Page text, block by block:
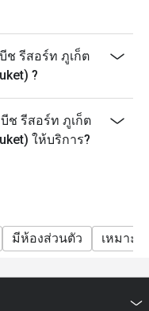
ช รีสอร์ท ภูเก็ต
?
ช รีสอร์ท ภูเก็ต
ให้บริการ?
มีห้องส่วนตัว เหมาะส